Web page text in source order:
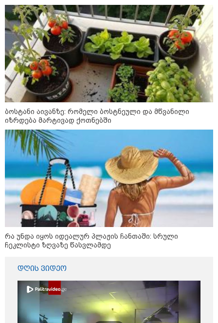
გიგა ავალიანის საქმეზე აკავებენ
ანასტასია ბერუაშვილსაც
გიგა ავალიანის დედა - ჩემი
შვილი მიატოვეს, მიაგდეს, რომ
მომკვდარიყო! - ნია იმნაძის
დედას რეანიმაციაში
ზეწარგადაფარებული შვილი არ
უნახავს - ჩემი აზრით, ანასტასია
ბერუაშვილსაც დაიჭერენ
ანდრია ჯაღმაიძე - სიმართლე
მათ, ვინც სცადა, უბედური და
სამწუხარო, მგრძნობიარე ამბავი
ეკლესიის დასაკნინებლად
გამოეყენებინა - ეკლესიას
უკრაინაში მებრძოლ
ადამიანთათვის რაიმე
შემზღუდავი ნორმა არასდროს
დაუდგენია
Faceამბები
ბოსტანი აივანზე: რომელი ბოსტნეული და მწვანილი
იზრდება მარტივად ქოთნებში
რა უნდა იყოს იდეალურ პლაჟის ჩანთაში: სრული
ჩეკლისტი ზღვაზე წასვლამდე
დღის ვიდეო